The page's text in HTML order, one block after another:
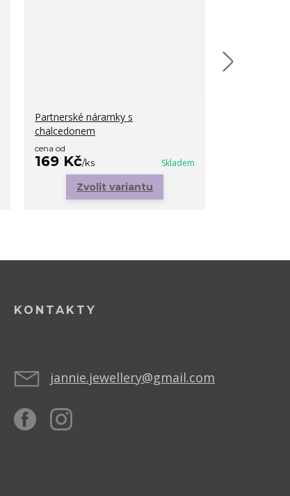
Partnerské náramky s
chalcedonem
cena od
169 Kč/ks Skladem
Zvolit variantu
KONTAKTY
jannie.jewellery@gmail.com